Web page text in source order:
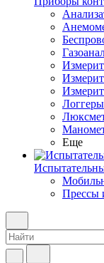
Логгеры
Еще
Прессы